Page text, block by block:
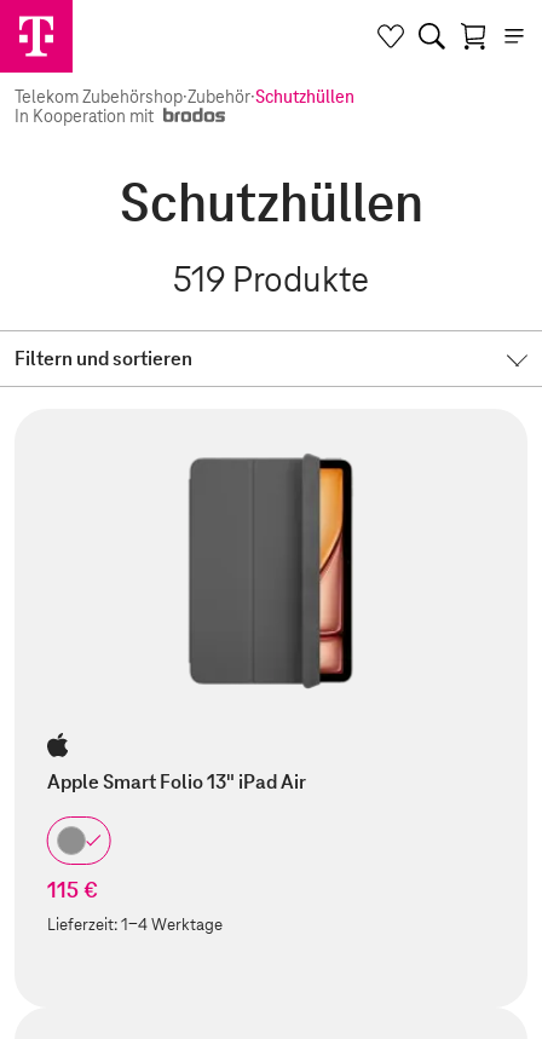
Telekom Zubehörshop·Zubehör·Schutzhüllen
In Kooperation mit
Schutzhüllen
519 Produkte
Filtern und sortieren
Apple Smart Folio 13" iPad Air
115 €
Lieferzeit:1-4 Werktage